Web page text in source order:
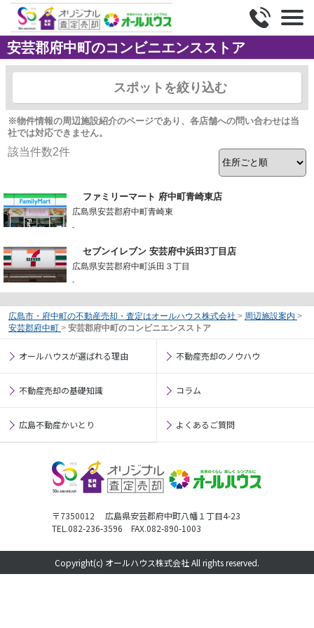
安芸郡府中町のコンビニエンスストア
スポットを絞り込む
※物件情報の周辺施設紹介のページであり、各店舗への問い合わせは当
社では対応できません。
該当件数2件
ファミリーマート 府中町青崎東店
広島県安芸郡府中町青崎東
-
セブンイレブン 安芸府中浜田3丁目店
広島県安芸郡府中町浜田３丁目
-
広島市・府中町の不動産売却・査定はオールハウス株式会社 > 周辺施設案内 >
安芸郡府中町 > 安芸郡府中町のコンビニエンスストア
オールハウスが選ばれる理由 不動産売却のノウハウ
不動産売却の基礎知識 コラム
広島不動産かいとり よくあるご質問
〒7350012 広島県安芸郡府中町八幡１丁目4-23
TEL.082-236-3596 FAX.082-890-1003
Copyright(c) オールハウス株式会社 All rights reserved.